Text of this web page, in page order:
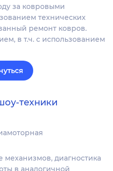
за ковровыми
технических
ремонт ковров.
в т.ч. с использованием
техники
механизмов, диагностика
в аналогичной